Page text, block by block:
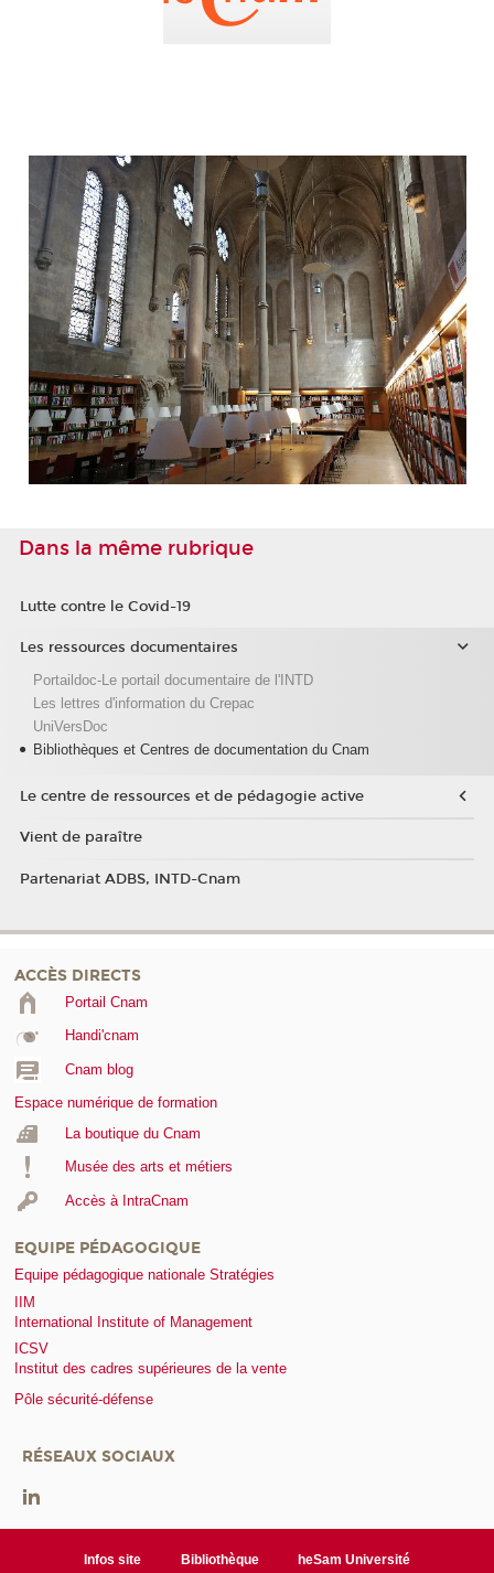
Dans la même rubrique
Lutte contre le Covid-19
Les ressources documentaires
Portaildoc-Le portail documentaire de l'INTD
Les lettres d'information du Crepac
UniVersDoc
Bibliothèques et Centres de documentation du Cnam
Le centre de ressources et de pédagogie active
Vient de paraître
Partenariat ADBS, INTD-Cnam
ACCÈS DIRECTS
Portail Cnam
Handi'cnam
Cnam blog
Espace numérique de formation
La boutique du Cnam
Musée des arts et métiers
Accès à IntraCnam
EQUIPE PÉDAGOGIQUE
Equipe pédagogique nationale Stratégies
IIM
International Institute of Management
ICSV
Institut des cadres supérieures de la vente
Pôle sécurité-défense
RÉSEAUX SOCIAUX
Infos site Bibliothèque heSam Université